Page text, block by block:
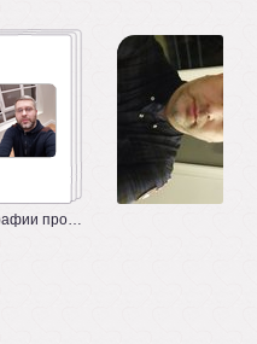
Фотографии профиля